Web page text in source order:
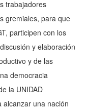
trabajadores
gremiales, para que
participen con los
y elaboración
y de las
democracia
la UNIDAD
alcanzar una nación